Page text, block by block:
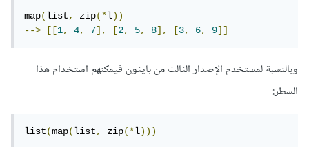
map(list, zip(*l))
-->
[[1, 4, 7], [2, 5, 8], [3, 6, 9]]
وبالنسبة لمستخدم الإصدار الثالث من بايثون فيمكنهم استخدام هذا
السطر:
list(map(list, zip(*l)))